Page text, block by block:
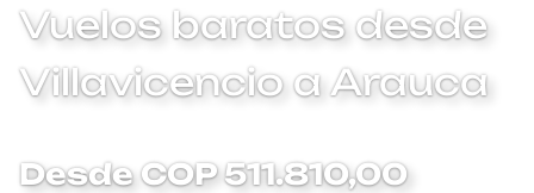
Vuelos baratos desde
Villavicencio a Arauca
Desde COP 511.810,00